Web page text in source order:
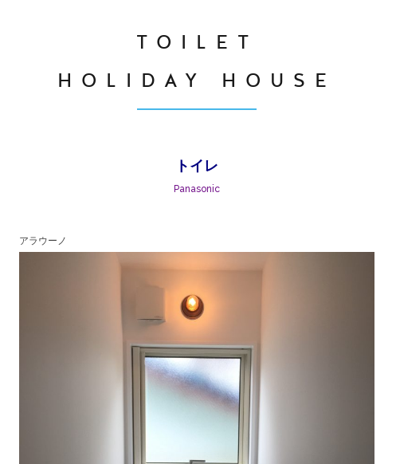
TOILET
HOLIDAY HOUSE
トイレ
Panasonic
アラウーノ